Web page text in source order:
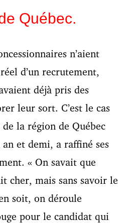
Québec.
n’aient
d’un recrutement,
déjà pris des
leur sort. C’est le cas
de la région de Québec
et demi, a raffiné ses
« On savait que
cher, mais sans savoir le
soit, on déroule
pour le candidat qui